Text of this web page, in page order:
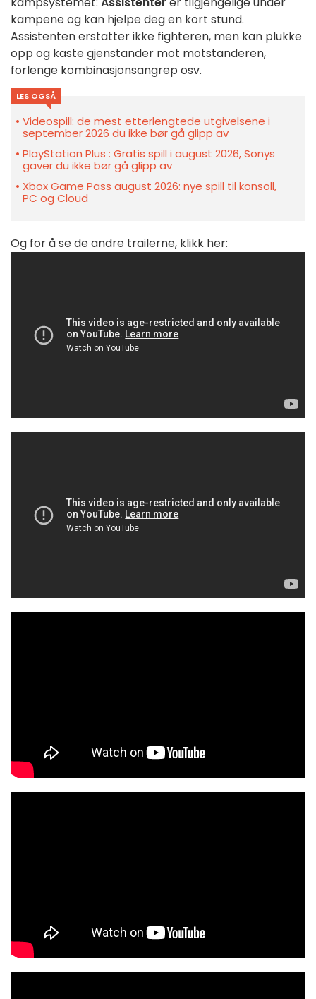
kampene og kan hjelpe deg en kort stund.
Assistenten erstatter ikke fighteren, men kan plukke
opp og kaste gjenstander mot motstanderen,
forlenge kombinasjonsangrep osv.
LES OGSÅ
Videospill: de mest etterlengtede utgivelsene i
september 2026 du ikke bør gå glipp av
PlayStation Plus : Gratis spill i august 2026, Sonys
gaver du ikke bør gå glipp av
Xbox Game Pass august 2026: nye spill til konsoll,
PC og Cloud
Og for å se de andre trailerne, klikk her: